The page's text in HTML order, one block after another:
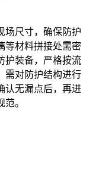
场尺寸，确保防护
等材料拼接处需密
护装备，严格按流
需对防护结构进行
认无漏点后，再进
。